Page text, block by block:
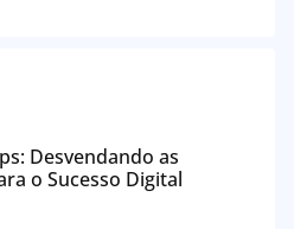
Desvendando as
o Sucesso Digital